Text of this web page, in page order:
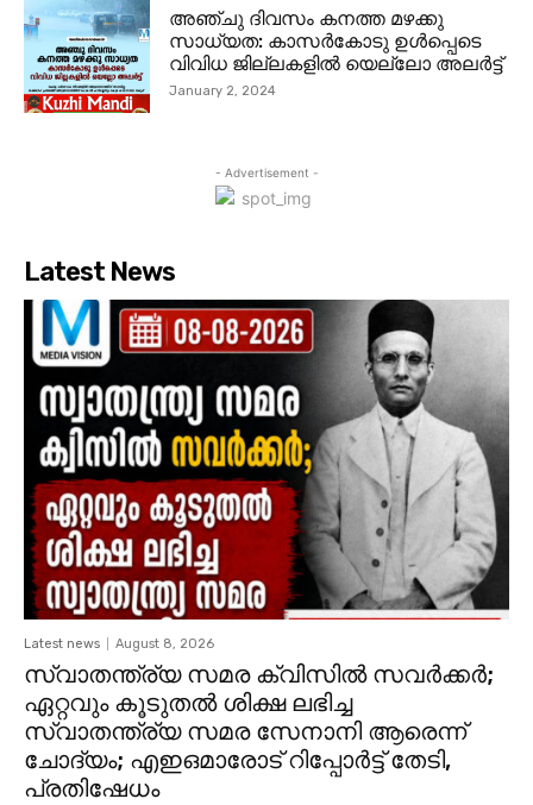
അഞ്ചു ദിവസം കനത്ത മഴക്കു
സാധ്യത: കാസര്‍കോടു ഉള്‍പ്പെടെ
വിവിധ ജില്ലകളില്‍ യെല്ലോ അലര്‍ട്ട്
January 2, 2024
- Advertisement -
Latest News
Latest news August 8, 2026
സ്വാതന്ത്ര്യ സമര ക്വിസിൽ സവർക്കർ;
ഏറ്റവും കൂടുതൽ ശിക്ഷ ലഭിച്ച
സ്വാതന്ത്ര്യ സമര സേനാനി ആരെന്ന്
ചോദ്യം; എഇഒമാരോട് റിപ്പോർട്ട് തേടി,
പ്രതിഷേധം